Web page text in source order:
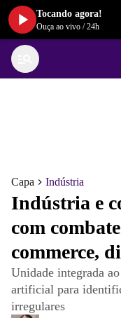
Capa Indústria
Indústria e
com
commerce,
Unidade integrada
artificial para
irregulares
Tocando agora!
Ouça ao vivo /24h